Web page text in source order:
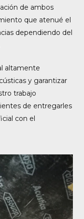
de ambos
que atenué el
dependiendo del
altamente
y garantizar
trabajo
de entregarles
con el